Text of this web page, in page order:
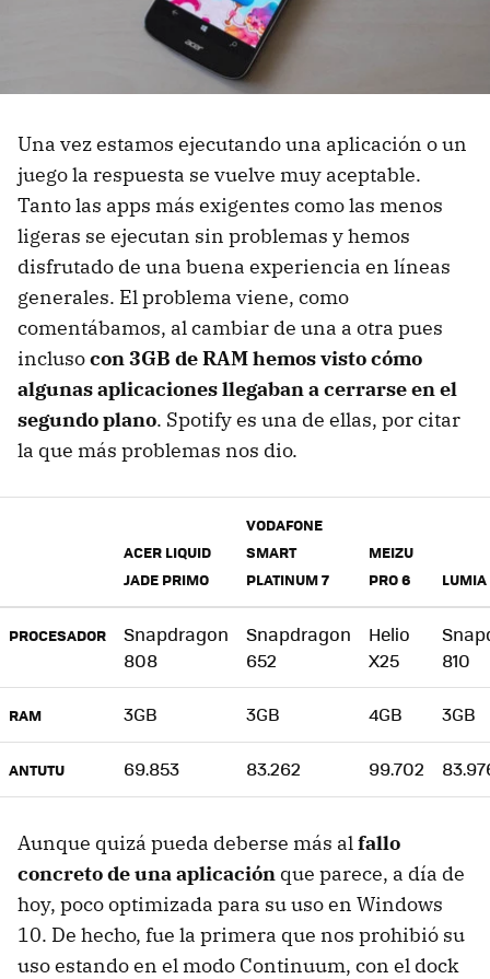
Una vez estamos ejecutando una aplicación o un
juego la respuesta se vuelve muy aceptable.
Tanto las apps más exigentes como las menos
ligeras se ejecutan sin problemas y hemos
disfrutado de una buena experiencia en líneas
generales. El problema viene, como
comentábamos, al cambiar de una a otra pues
inclusocon 3GB de RAM hemos visto cómo
algunas aplicaciones llegaban a cerrarse en el
segundo plano. Spotify es una de ellas, por citar
la que más problemas nos dio.
ACER LIQUID
JADE PRIMO
VODAFONE
SMART
PLATINUM 7
MEIZU
PRO 6
PROCESADOR
Snapdragon
808
Snapdragon
652
Helio
X25
810
RAM 3GB 3GB 4GB 3GB
ANTUTU 69.853 83.262 99.702
Aunque quizá pueda deberse más alfallo
concreto de una aplicación que parece, a día de
hoy, poco optimizada para su uso en Windows
10. De hecho, fue la primera que nos prohibió su
uso estando en el modo Continuum, con el dock